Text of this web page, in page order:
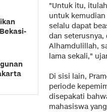
"Untuk itu,
untuk
selalu dapat
dan seterusnya,
Alhamdulillah,
lama sekali,"
Di sisi lain,
periode
disepakati
mahasiswa